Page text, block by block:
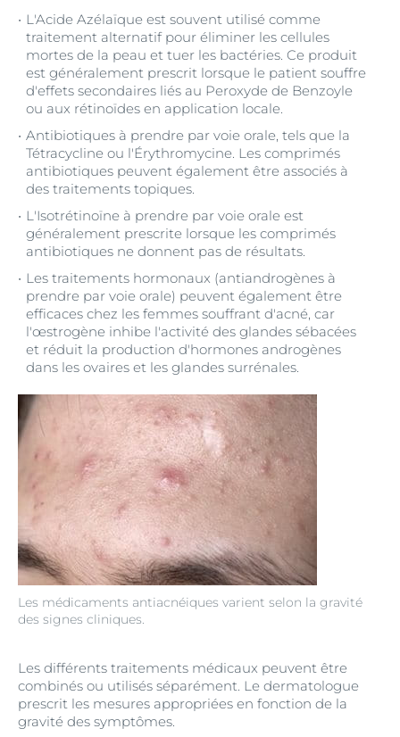
Les médicaments antiacnéiques varient selon la gravité
des signes cliniques.
L'Acide Azélaïque est souvent utilisé comme
traitement alternatif pour éliminer les cellules
mortes de la peau et tuer les bactéries. Ce produit
est généralement prescrit lorsque le patient souffre
d'effets secondaires liés au Peroxyde de Benzoyle
ou aux rétinoïdes en application locale.
Antibiotiques à prendre par voie orale, tels que la
Tétracycline ou l'Érythromycine. Les comprimés
antibiotiques peuvent également être associés à
des traitements topiques.
L'Isotrétinoïne à prendre par voie orale est
généralement prescrite lorsque les comprimés
antibiotiques ne donnent pas de résultats.
Les traitements hormonaux (antiandrogènes à
prendre par voie orale) peuvent également être
efficaces chez les femmes souffrant d'acné, car
l'œstrogène inhibe l'activité des glandes sébacées
et réduit la production d'hormones androgènes
dans les ovaires et les glandes surrénales.
Les différents traitements médicaux peuvent être
combinés ou utilisés séparément. Le dermatologue
prescrit les mesures appropriées en fonction de la
gravité des symptômes.